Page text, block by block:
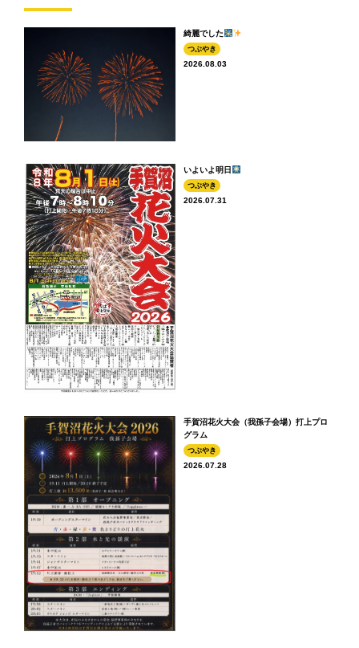
綺麗でした
つぶやき
2026.08.03
いよいよ明日
つぶやき
2026.07.31
手賀沼花火大会（我孫子会場）打上プロ
グラム
つぶやき
2026.07.28